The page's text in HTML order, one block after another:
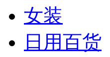
女装
日用百货